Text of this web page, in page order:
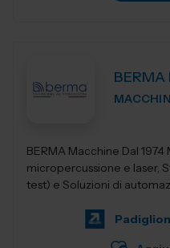
BERMA
BERMA Macchine Dal
micropercussione e laser,
test) e Soluzioni di